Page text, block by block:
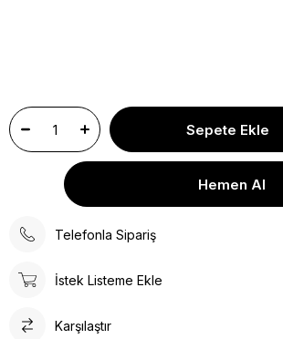
Telefonla Sipariş
İstek Listeme Ekle
Karşılaştır